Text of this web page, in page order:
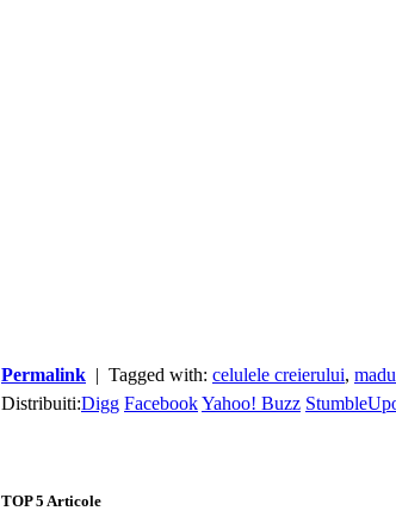
Permalink | Tagged with: celulele creierului,
Distribuiti:Digg FacebookYahoo! Buzz
TOP5 Articole